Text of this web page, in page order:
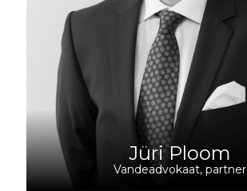
Jüri Ploom
Vandeadvokaat, partner